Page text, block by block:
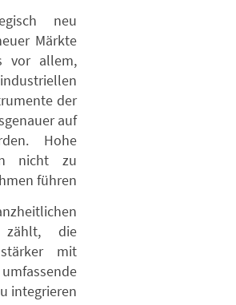
neu
Märkte
vor allem,
der
auf
Hohe
nicht zu
führen.
zählt, die
mit
integrieren.